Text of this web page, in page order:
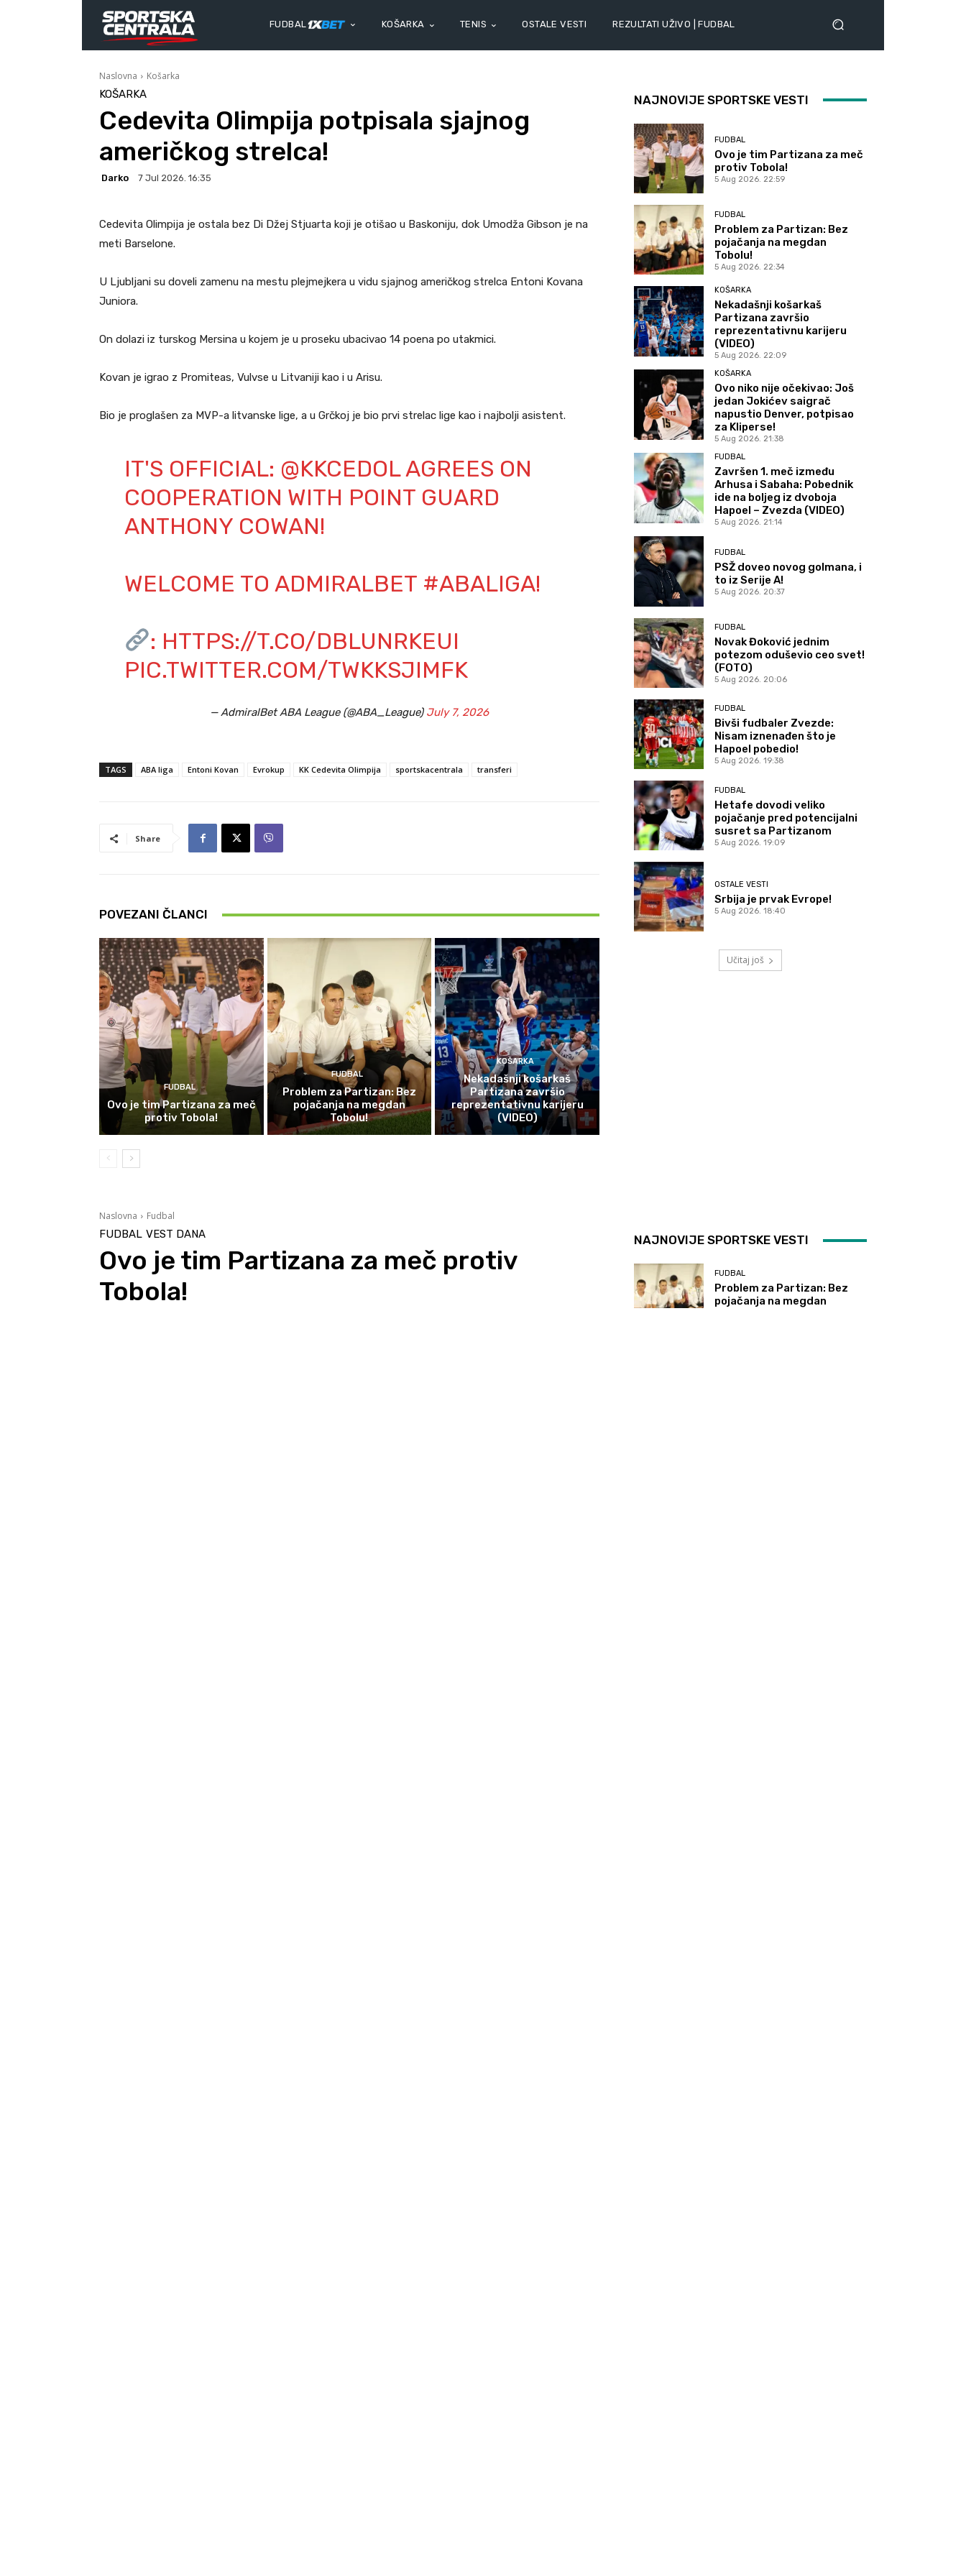
FUDBAL KOŠARKA TENIS OSTALE VESTI REZULTATI UŽIVO | FUDBAL
Naslovna Košarka
KOŠARKA
Cedevita Olimpija potpisala sjajnog
američkog strelca!
Darko 7 Jul 2026. 16:35
Cedevita Olimpija je ostala bez Di Džej Stjuarta koji je otišao u Baskoniju, dok Umodža Gibson je na
meti Barselone.
U Ljubljani su doveli zamenu na mestu plejmejkera u vidu sjajnog američkog strelca Entoni Kovana
Juniora.
On dolazi iz turskog Mersina u kojem je u proseku ubacivao 14 poena po utakmici.
Kovan je igrao z Promiteas, Vulvse u Litvaniji kao i u Arisu.
Bio je proglašen za MVP-a litvanske lige, a u Grčkoj je bio prvi strelac lige kao i najbolji asistent.
IT'S OFFICIAL: @KKCEDOLAGREES ON
COOPERATION WITH POINT GUARD
ANTHONY COWAN!
WELCOME TO ADMIRALBET #ABALIGA!
: HTTPS://T.CO/DBLUNRKEUI
PIC.TWITTER.COM/TWKKSJIMFK
— AdmiralBet ABA League (@ABA_League) July 7, 2026
TAGS ABA liga Entoni Kovan Evrokup KK Cedevita Olimpija sportskacentrala transferi
Share
POVEZANI ČLANCI
FUDBAL
Ovo je tim Partizana za meč
protiv Tobola!
FUDBAL
Problem za Partizan: Bez
pojačanja na megdan
Tobolu!
KOŠARKA
Nekadašnji košarkaš
Partizana završio
reprezentativnu karijeru
(VIDEO)
NAJNOVIJE SPORTSKE VESTI
FUDBAL
Ovo je tim Partizana za meč
protiv Tobola!
5 Aug 2026. 22:59
FUDBAL
Problem za Partizan: Bez
pojačanja na megdan
Tobolu!
5 Aug 2026. 22:34
KOŠARKA
Nekadašnji košarkaš
Partizana završio
reprezentativnu karijeru
(VIDEO)
5 Aug 2026. 22:09
KOŠARKA
Ovo niko nije očekivao: Još
jedan Jokićev saigrač
napustio Denver, potpisao
za Kliperse!
5 Aug 2026. 21:38
FUDBAL
Završen 1. meč između
Arhusa i Sabaha: Pobednik
ide na boljeg iz dvoboja
Hapoel – Zvezda (VIDEO)
5 Aug 2026. 21:14
FUDBAL
PSŽ doveo novog golmana, i
to iz Serije A!
5 Aug 2026. 20:37
FUDBAL
Novak Đoković jednim
potezom oduševio ceo svet!
(FOTO)
5 Aug 2026. 20:06
FUDBAL
Bivši fudbaler Zvezde:
Nisam iznenađen što je
Hapoel pobedio!
5 Aug 2026. 19:38
FUDBAL
Hetafe dovodi veliko
pojačanje pred potencijalni
susret sa Partizanom
5 Aug 2026. 19:09
OSTALE VESTI
Srbija je prvak Evrope!
5 Aug 2026. 18:40
Učitaj još